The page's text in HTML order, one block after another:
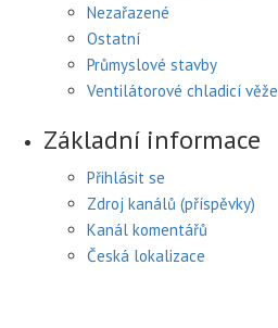
Nezařazené
Ostatní
Průmyslové stavby
Ventilátorové chladicí věže
Základní informace
Přihlásit se
Zdroj kanálů (příspěvky)
Kanál komentářů
Česká lokalizace